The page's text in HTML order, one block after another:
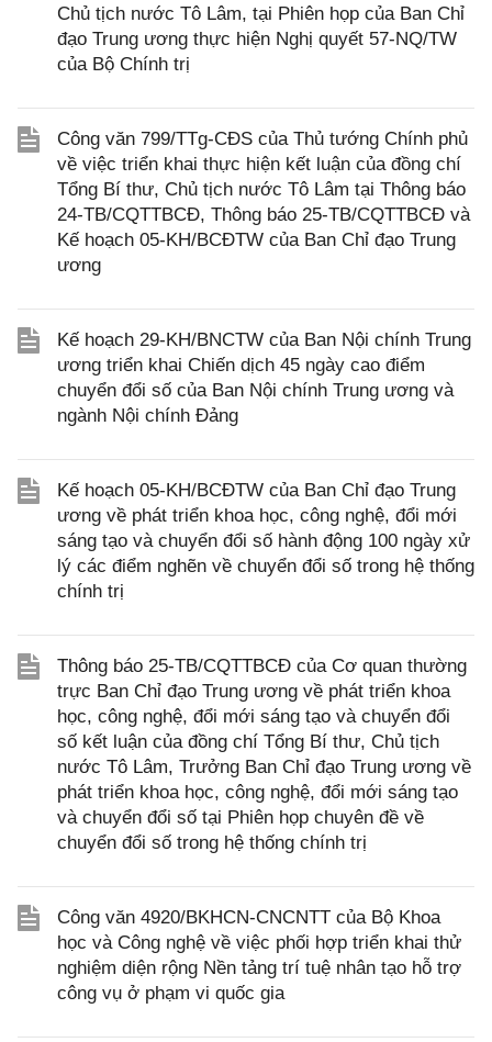
Chủ tịch nước Tô Lâm, tại Phiên họp của Ban Chỉ
đạo Trung ương thực hiện Nghị quyết 57-NQ/TW
của Bộ Chính trị
Công văn 799/TTg-CĐS của Thủ tướng Chính phủ
về việc triển khai thực hiện kết luận của đồng chí
Tổng Bí thư, Chủ tịch nước Tô Lâm tại Thông báo
24-TB/CQTTBCĐ, Thông báo 25-TB/CQTTBCĐ và
Kế hoạch 05-KH/BCĐTW của Ban Chỉ đạo Trung
ương
Kế hoạch 29-KH/BNCTW của Ban Nội chính Trung
ương triển khai Chiến dịch 45 ngày cao điểm
chuyển đổi số của Ban Nội chính Trung ương và
ngành Nội chính Đảng
Kế hoạch 05-KH/BCĐTW của Ban Chỉ đạo Trung
ương về phát triển khoa học, công nghệ, đổi mới
sáng tạo và chuyển đổi số hành động 100 ngày xử
lý các điểm nghẽn về chuyển đổi số trong hệ thống
chính trị
Thông báo 25-TB/CQTTBCĐ của Cơ quan thường
trực Ban Chỉ đạo Trung ương về phát triển khoa
học, công nghệ, đổi mới sáng tạo và chuyển đổi
số kết luận của đồng chí Tổng Bí thư, Chủ tịch
nước Tô Lâm, Trưởng Ban Chỉ đạo Trung ương về
phát triển khoa học, công nghệ, đổi mới sáng tạo
và chuyển đổi số tại Phiên họp chuyên đề về
chuyển đổi số trong hệ thống chính trị
Công văn 4920/BKHCN-CNCNTT của Bộ Khoa
học và Công nghệ về việc phối hợp triển khai thử
nghiệm diện rộng Nền tảng trí tuệ nhân tạo hỗ trợ
công vụ ở phạm vi quốc gia